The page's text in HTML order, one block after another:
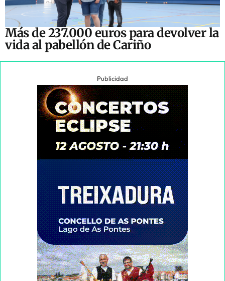
Más de 237.000 euros para devolver la
vida al pabellón de Cariño
Publicidad